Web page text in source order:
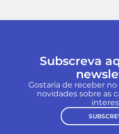
Subscreva
Gostaria de receber
novidades sobre as